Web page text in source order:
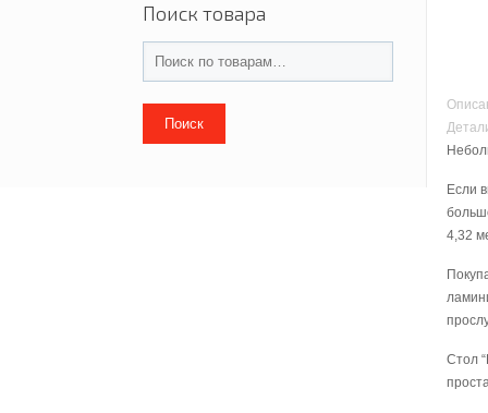
Если
4,32
Стол
Поиск товара
Поиск